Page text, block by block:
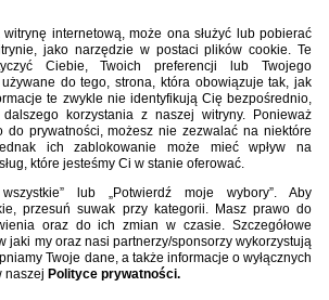
z niespełnieniem kryteriów F.01, F.03, F.04,
Licencyjnego.
związku z niespełnieniem kryteriów F.03 oraz
z niespełnieniem kryteriów F.01, F.03 oraz